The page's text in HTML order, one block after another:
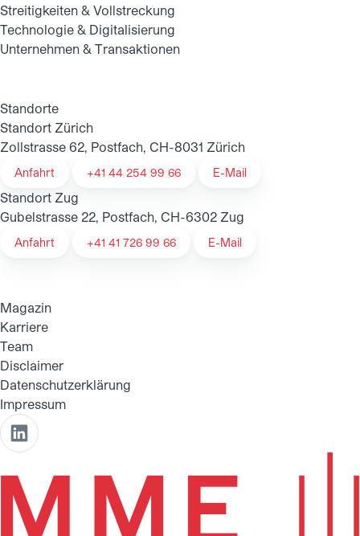
Streitigkeiten & Vollstreckung
Technologie & Digitalisierung
Unternehmen & Transaktionen
Standorte
Standort Zürich
Zollstrasse 62, Postfach, CH-8031 Zürich
Anfahrt +41 44 254 99 66 E-Mail
Standort Zug
Gubelstrasse 22, Postfach, CH-6302 Zug
Anfahrt +41 41 726 99 66 E-Mail
Magazin
Karriere
Team
Disclaimer
Datenschutzerklärung
Impressum